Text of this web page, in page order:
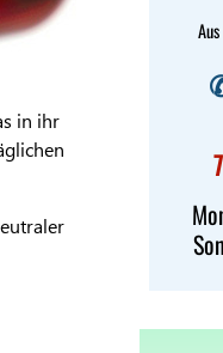
in ihr